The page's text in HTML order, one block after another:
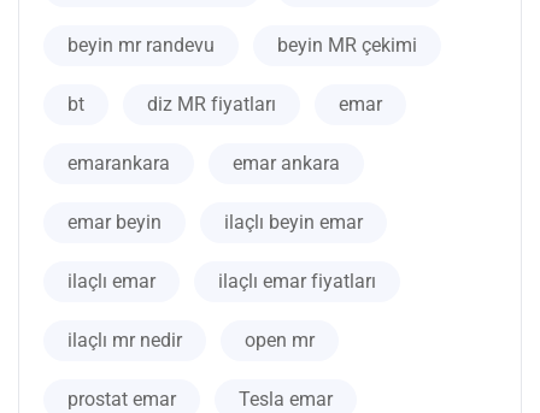
beyin mr randevu beyin MR çekimi
bt diz MR fiyatları emar
emarankara emar ankara
emar beyin ilaçlı beyin emar
ilaçlı emar ilaçlı emar fiyatları
ilaçlı mr nedir open mr
prostat emar Tesla emar